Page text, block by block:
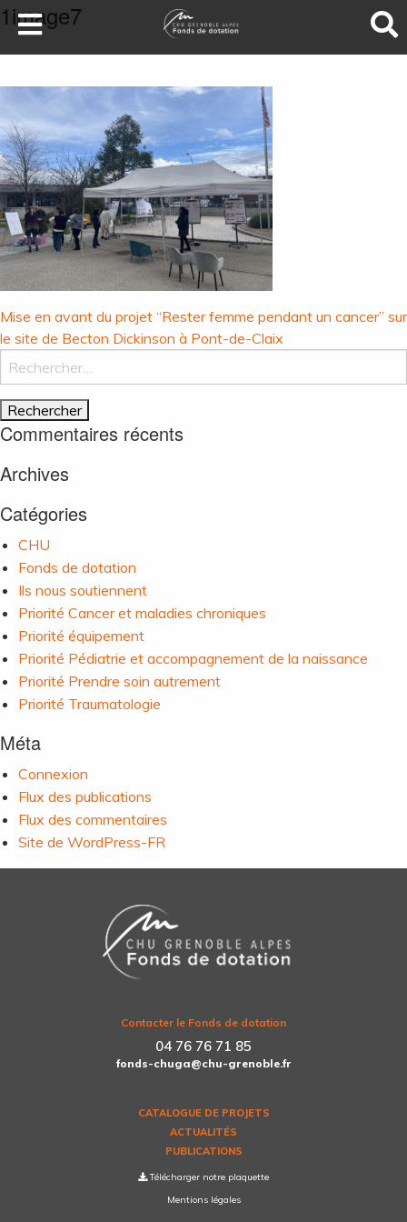
DEVENEZ MÉCÈNES
NOS PROJETS
ILS NOUS SOUTIENNENT
FAIRE UN DON
1image7
Navigation
de
l’article
Mise en avant du projet “Rester femme pendant un cancer” sur
le site de Becton Dickinson à Pont-de-Claix
Rechercher :
Commentaires récents
Archives
Catégories
CHU
Fonds de dotation
Ils nous soutiennent
Priorité Cancer et maladies chroniques
Priorité équipement
Priorité Pédiatrie et accompagnement de la naissance
Priorité Prendre soin autrement
Priorité Traumatologie
Méta
Connexion
Flux des publications
Flux des commentaires
Site de WordPress-FR
Contacter le Fonds de dotation
04 76 76 71 85
fonds-chuga@chu-grenoble.fr
CATALOGUE DE PROJETS
ACTUALITÉS
PUBLICATIONS
Télécharger notre plaquette
Mentions légales